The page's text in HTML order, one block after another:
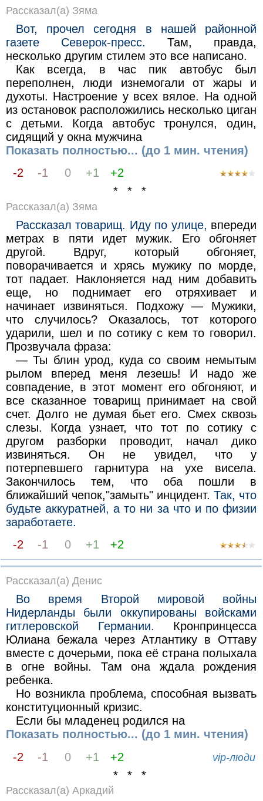
Рассказал(а) Зяма
Вот, прочел сегодня в нашей районной
газете Северок-пресс. Там, правда,
несколько другим стилем это все написано.
Как всегда, в час пик автобус был
переполнен, люди изнемогали от жары и
духоты. Настроение у всех вялое. На одной
из остановок расположились несколько циган
с детьми. Когда автобус тронулся, один,
сидящий у окна мужчина
Показать полностью... (до 1 мин. чтения)
-2
-1 0 +1
+2
* * *
Рассказал(а) Зяма
Рассказал товарищ. Иду по улице, впереди
метрах в пяти идет мужик. Его обгоняет
другой. Вдруг, который обгоняет,
поворачивается и хрясь мужику по морде,
тот падает. Наклоняется над ним добавить
еще, но поднимает его отряхивает и
начинает извиняться. Подхожу — Мужики,
что случилось? Оказалось, тот которого
ударили, шел и по сотику с кем то говорил.
Прозвучала фраза:
— Ты блин урод, куда со своим немытым
рылом вперед меня лезешь! И надо же
совпадение, в этот момент его обгоняют, и
все сказанное товарищ принимает на свой
счет. Долго не думая бьет его. Смех сквозь
слезы. Когда узнает, что тот по сотику с
другом разборки проводит, начал дико
извиняться. Он не увидел, что у
потерпевшего гарнитура на ухе висела.
Закончилось тем, что оба пошли в
ближайший чепок,"замыть" инцидент.Так, что
будьте аккуратней, а то ни за что и по физии
заработаете.
-2
-1 0 +1 +2
Рассказал(а) Денис
Во время Второй мировой войны
Нидерланды были оккупированы войсками
гитлеровской Германии. Кронпринцесса
Юлиана бежала через Атлантику в Оттаву
вместе с дочерьми, пока её страна полыхала
в огне войны. Там она ждала рождения
ребенка.
Но возникла проблема, способная вызвать
конституционный кризис.
Если бы младенец родился на
Показать полностью... (до 1 мин. чтения)
-2
-1 0 +1 +2 vip-люди
* * *
Рассказал(а) Аркадий